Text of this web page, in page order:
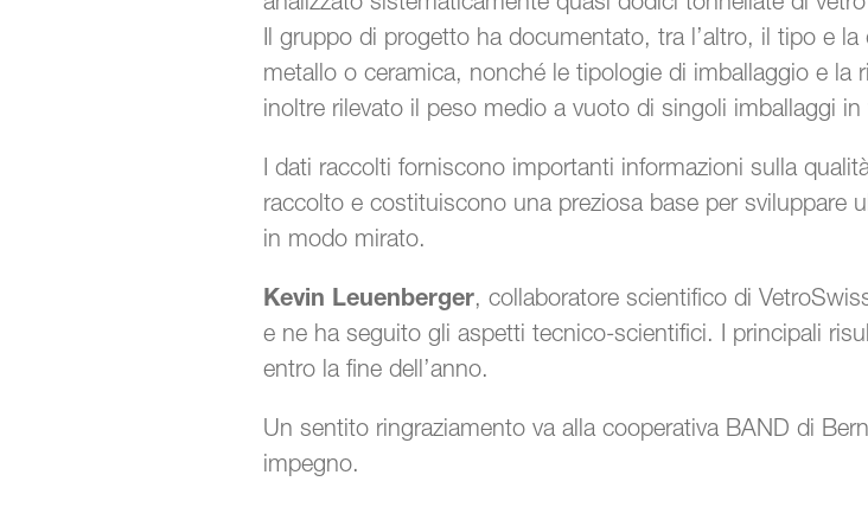
Il gruppo di progetto ha documentato, tra l’altro, il tipo e
metallo o ceramica, nonché le tipologie di imballaggio e la
inoltre rilevato il peso medio a vuoto di singoli imballaggi in
I dati raccolti forniscono importanti informazioni sulla
raccolto e costituiscono una preziosa base per sviluppare
in modo mirato.
Kevin Leuenberger, collaboratore scientifico di
e ne ha seguito gli aspetti tecnico-scientifici. I principali
entro la fine dell’anno.
Un sentito ringraziamento va alla cooperativa BAND di
impegno.